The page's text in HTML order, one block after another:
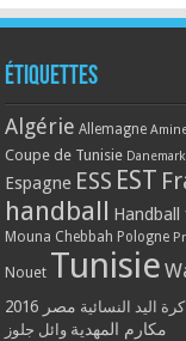
Étiquettes
Algérie Allemagne
Coupe de Tunisie Danemark
Espagne ESS EST
handball Handball
Mouna Chebbah Pologne
Nouet Tunisie
كرة اليد النسائية مصر 2016
مكارم المهدية وائل جلوز